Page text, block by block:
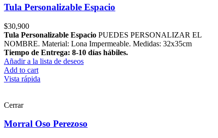
Tula Personalizable Espacio
$30,900
Tula Personalizable Espacio PUEDES PERSONALIZAR EL
NOMBRE. Material: Lona Impermeable. Medidas: 32x35cm
Tiempo de Entrega: 8-10 días hábiles.
Añadir a la lista de deseos
Add to cart
Vista rápida
Cerrar
Morral Oso Perezoso